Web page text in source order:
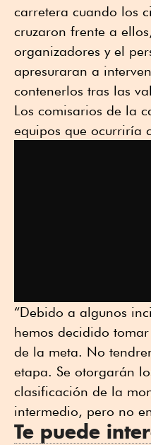
carretera cuando los
cruzaron frente a
organizadores y el
apresuraran a
contenerlos tras las
Los comisarios de la
equipos que ocurriría
“Debido a algunos
hemos decidido
de la meta. No
etapa. Se otorgarán
clasificación de la
intermedio, pero no
Te puede